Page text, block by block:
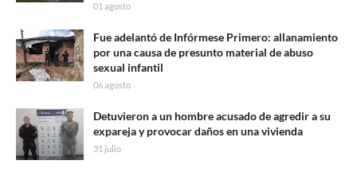
01 agosto
Fue adelantó de Infórmese Primero: allanamiento
por una causa de presunto material de abuso
sexual infantil
06 agosto
Detuvieron a un hombre acusado de agredir a su
expareja y provocar daños en una vivienda
31 julio